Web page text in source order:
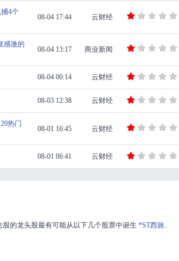
4个
08-04 17:44 云财经
感激的
08-04 13:17 商业新闻
08-04 00:14 云财经
08-03 12:38 云财经
热门
08-01 16:45 云财经
08-01 06:41 云财经
的龙头股最有可能从以下几个股票中诞生 *ST西旅、